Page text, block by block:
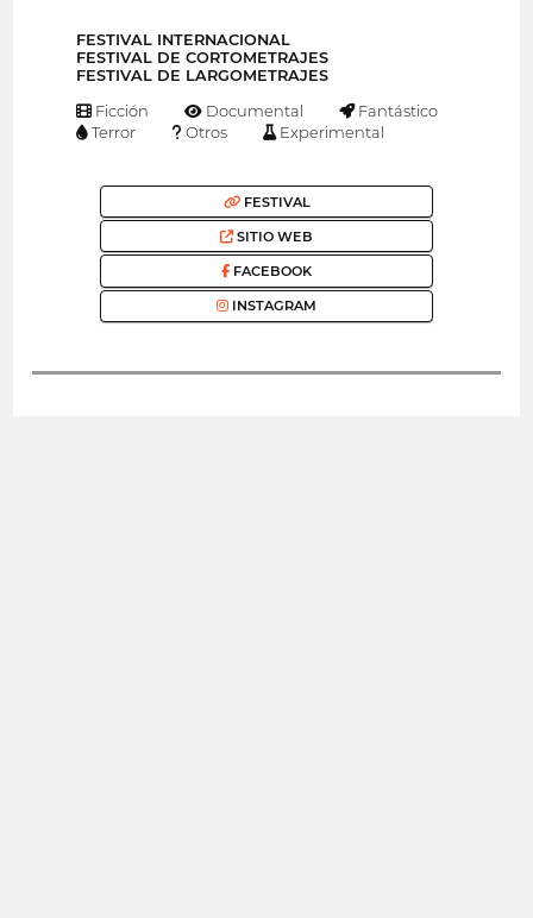
FESTIVAL INTERNACIONAL
FESTIVAL DE CORTOMETRAJES
FESTIVAL DE LARGOMETRAJES
Ficción Documental
Fantástico
Terror
Otros Experimental
FESTIVAL
SITIO WEB
FACEBOOK
INSTAGRAM